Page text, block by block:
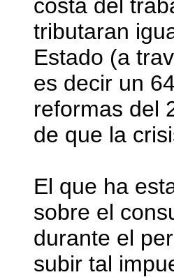
costa del
tributaran
Estado (a
es decir un
reformas del
de que la
El que ha
sobre el
durante el
subir tal